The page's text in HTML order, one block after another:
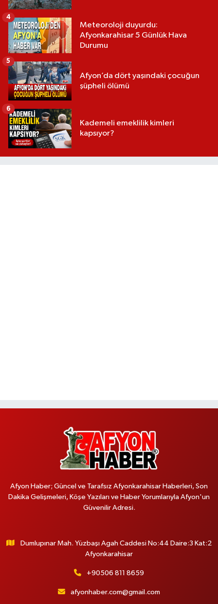
Meteoroloji duyurdu:
Afyonkarahisar 5 Günlük Hava
Durumu
4
Afyon’da dört yaşındaki çocuğun
şüpheli ölümü
5
Kademeli emeklilik kimleri
kapsıyor?
6
Afyon Haber; Güncel ve Tarafsız Afyonkarahisar Haberleri, Son
Dakika Gelişmeleri, Köşe Yazıları ve Haber Yorumlarıyla Afyon'un
Güvenilir Adresi.
Dumlupınar Mah. Yüzbaşı Agah Caddesi No:44 Daire:3 Kat:2
Afyonkarahisar
+90506 811 8659
afyonhaber.com@gmail.com